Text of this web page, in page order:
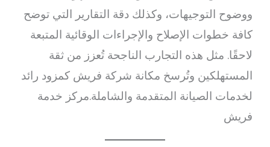
ووضوح التوجيهات، وكذلك دقة التقارير التي توضح
كافة خطوات الإصلاح والإجراءات الوقائية المتبعة
لاحقًا. مثل هذه التجارب الناجحة تُعزز من ثقة
المستهلكين وتُرسخ مكانة شركة فريش كمزود رائد
لخدمات الصيانة المتقدمة والشاملة.مركز خدمة
فريش